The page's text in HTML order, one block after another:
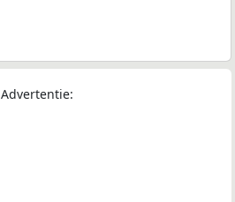
Advertentie: